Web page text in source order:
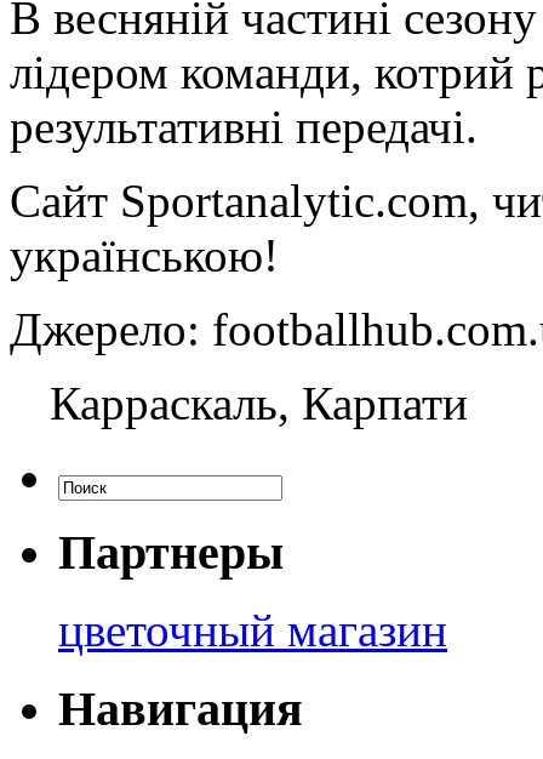
В весняній частині
лідером команди, котрий
результативні передачі.
Сайт Sportanalytic.com,
українською!
Джерело:
Карраскаль, Карпати
Партнеры
цветочный магазин
Навигация